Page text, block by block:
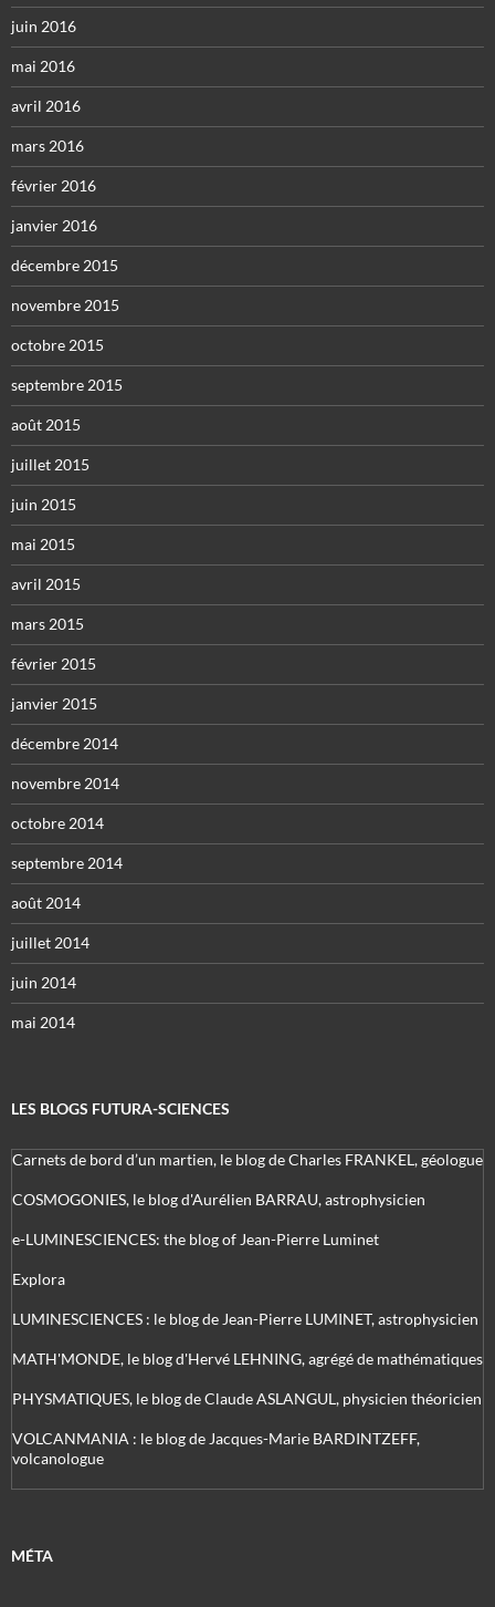
juin 2016
mai 2016
avril 2016
mars 2016
février 2016
janvier 2016
décembre 2015
novembre 2015
octobre 2015
septembre 2015
août 2015
juillet 2015
juin 2015
mai 2015
avril 2015
mars 2015
février 2015
janvier 2015
décembre 2014
novembre 2014
octobre 2014
septembre 2014
août 2014
juillet 2014
juin 2014
mai 2014
LES BLOGS FUTURA-SCIENCES
Carnets de bord d’un martien, le blog de Charles FRANKEL, géologue
COSMOGONIES, le blog d'Aurélien BARRAU, astrophysicien
e-LUMINESCIENCES: the blog of Jean-Pierre Luminet
Explora
LUMINESCIENCES : le blog de Jean-Pierre LUMINET, astrophysicien
MATH'MONDE, le blog d'Hervé LEHNING, agrégé de mathématiques
PHYSMATIQUES, le blog de Claude ASLANGUL, physicien théoricien
VOLCANMANIA : le blog de Jacques-Marie BARDINTZEFF,
volcanologue
MÉTA